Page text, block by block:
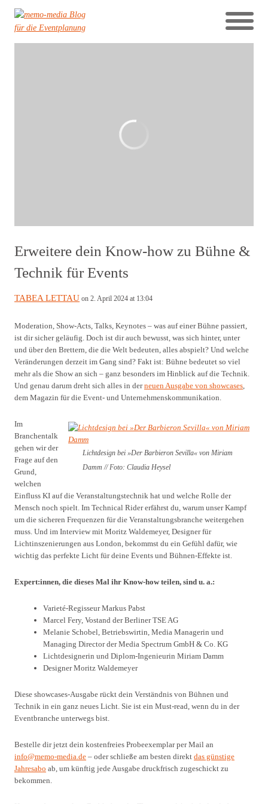
Erweitere dein Know-how zu Bühne &
Technik für Events
TABEA LETTAU on 2. April 2024 at 13:04
Moderation, Show-Acts, Talks, Keynotes – was auf einer Bühne passiert,
ist dir sicher geläufig. Doch ist dir auch bewusst, was sich hinter, unter
und über den Brettern, die die Welt bedeuten, alles abspielt? Und welche
Veränderungen derzeit im Gang sind? Fakt ist: Bühne bedeutet so viel
mehr als die Show an sich – ganz besonders im Hinblick auf die Technik.
Und genau darum dreht sich alles in derneuen Ausgabe von showcases,
dem Magazin für die Event- und Unternehmenskommunikation.
Lichtdesign bei »Der Barbieron Sevilla« von Miriam
Damm // Foto: Claudia Heysel
Im
Branchentalk
gehen wir der
Frage auf den
Grund,
welchen
Einfluss KI auf die Veranstaltungstechnik hat und welche Rolle der
Mensch noch spielt. Im Technical Rider erfährst du, warum unser Kampf
um die sicheren Frequenzen für die Veranstaltungsbranche weitergehen
muss. Und im Interview mit Moritz Waldemeyer, Designer für
Lichtinszenierungen aus London, bekommst du ein Gefühl dafür, wie
wichtig das perfekte Licht für deine Events und Bühnen-Effekte ist.
Expert:innen, die dieses Mal ihr Know-how teilen, sind u. a.:
Varieté-Regisseur Markus Pabst
Marcel Fery, Vostand der Berliner TSE AG
Melanie Schobel, Betriebswirtin, Media Managerin und
Managing Director der Media Spectrum GmbH & Co. KG
Lichtdesignerin und Diplom-Ingenieurin Miriam Damm
Designer Moritz Waldemeyer
Diese showcases-Ausgabe rückt dein Verständnis von Bühnen und
Technik in ein ganz neues Licht. Sie ist ein Must-read, wenn du in der
Eventbranche unterwegs bist.
Bestelle dir jetzt dein kostenfreies Probeexemplar per Mail an
info@memo-media.de – oder schließe am besten direkt das günstige
Jahresabo ab, um künftig jede Ausgabe druckfrisch zugeschickt zu
bekommen.